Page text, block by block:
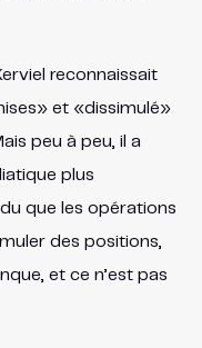
reconnaissait
et «dissimulé»
peu à peu, il a
plus
que les opérations
des positions,
et ce n’est pas